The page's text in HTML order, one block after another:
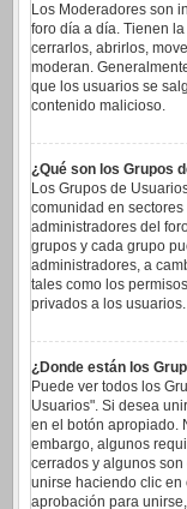
Los Moderadores son
foro día a día. Tienen
cerrarlos, abrirlos,
moderan.
que los usuarios se
contenido malicioso.
¿Qué son los Grupos
Los Grupos de
comunidad en
administradores del
grupos y cada grupo
administradores, a
tales como los
privados a los usuarios.
¿Donde están los
Puede ver todos los
Usuarios". Si desea
en el botón apropiado.
embargo, algunos
cerrados y algunos
unirse haciendo clic en
aprobación para